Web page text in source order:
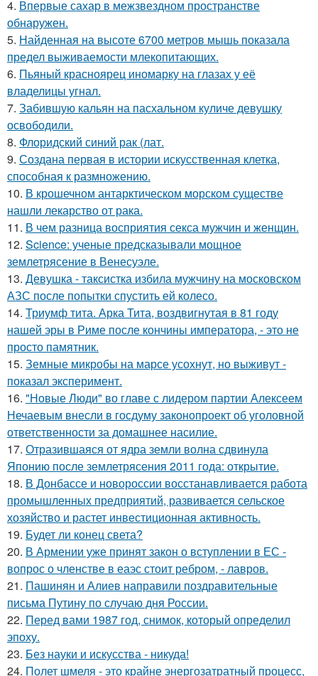
4. Впервые сахар в межзвездном пространстве
обнаружен.
5. Найденная на высоте 6700 метров мышь показала
предел выживаемости млекопитающих.
6. Пьяный красноярец иномарку на глазах у её
владелицы угнал.
7. Забившую кальян на пасхальном куличе девушку
освободили.
8. Флоридский синий рак (лат.
9. Создана первая в истории искусственная клетка,
способная к размножению.
10. В крошечном антарктическом морском существе
нашли лекарство от рака.
11. В чем разница восприятия секса мужчин и женщин.
12. Science: ученые предсказывали мощное
землетрясение в Венесуэле.
13. Девушка - таксистка избила мужчину на московском
АЗС после попытки спустить ей колесо.
14. Триумф тита. Арка Тита, воздвигнутая в 81 году
нашей эры в Риме после кончины императора, - это не
просто памятник.
15. Земные микробы на марсе усохнут, но выживут -
показал эксперимент.
16. "Новые Люди" во главе с лидером партии Алексеем
Нечаевым внесли в госдуму законопроект об уголовной
ответственности за домашнее насилие.
17. Отразившаяся от ядра земли волна сдвинула
Японию после землетрясения 2011 года: открытие.
18. В Донбассе и новороссии восстанавливается работа
промышленных предприятий, развивается сельское
хозяйство и растет инвестиционная активность.
19. Будет ли конец света?
20. В Армении уже принят закон о вступлении в ЕС -
вопрос о членстве в еаэс стоит ребром, - лавров.
21. Пашинян и Алиев направили поздравительные
письма Путину по случаю дня России.
22. Перед вами 1987 год, снимок, который определил
эпоху.
23. Без науки и искусства - никуда!
24. Полет шмеля - это крайне энергозатратный процесс,